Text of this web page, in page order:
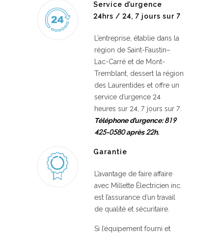
Service d’urgence
24hrs / 24, 7 jours sur 7
L’entreprise, établie dans la
région de Saint-Faustin–
Lac-Carré et de Mont-
Tremblant, dessert la région
des Laurentides et offre un
service d’urgence 24
heures sur 24, 7 jours sur 7.
Téléphone d’urgence: 819
425-0580 après 22h.
Garantie
L’avantage de faire affaire
avec Millette Électricien inc.
est l’assurance d’un travail
de qualité et sécuritaire.
Si l’équipement fourni et